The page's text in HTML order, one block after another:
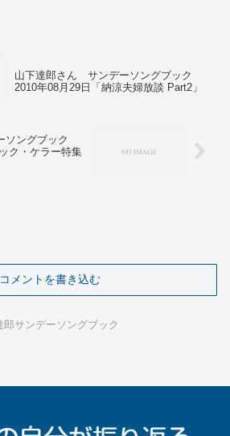
山下達郎さん サンデーソングブック
2010年08月29日「納涼夫婦放談 Part2」
ソングブック
ク・ケラー特集
コメントを書き込む
郎サンデーソングブック